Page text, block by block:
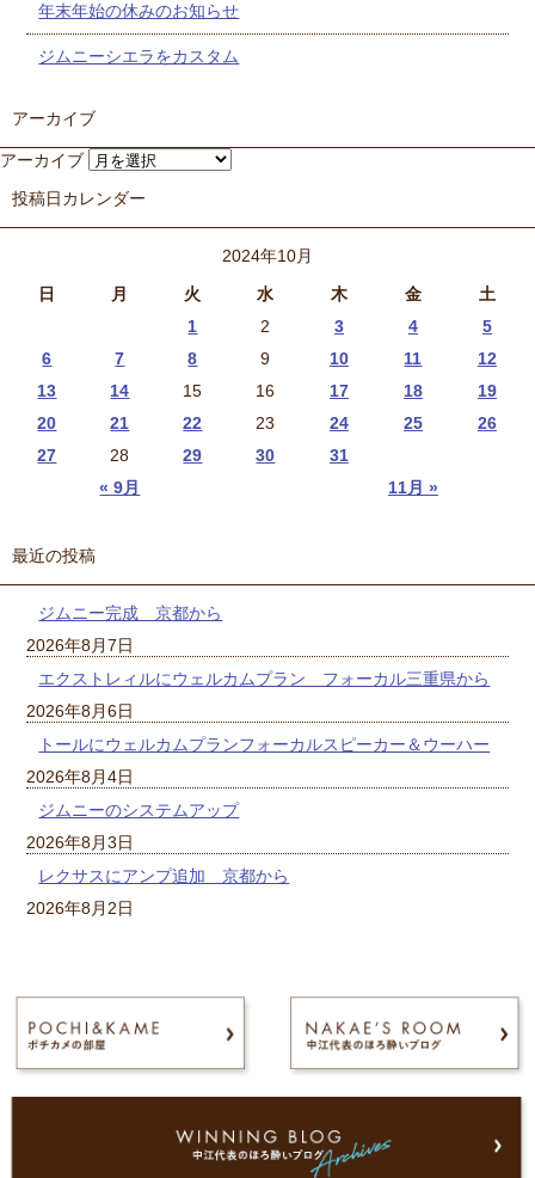
年末年始の休みのお知らせ
ジムニーシエラをカスタム
アーカイブ
アーカイブ
投稿日カレンダー
2024年10月
日
月 火 水 木 金 土
« 9月 11月 »
1 2 3 4
5
6
7 8 9 10 11
12
13
14 15 16 17 18
19
20
21 22 23 24 25
26
27
28 29 30 31
最近の投稿
ジムニー完成 京都から
2026年8月7日
エクストレィルにウェルカムプラン フォーカル三重県から
2026年8月6日
トールにウェルカムプランフォーカルスピーカー＆ウーハー
2026年8月4日
ジムニーのシステムアップ
2026年8月3日
レクサスにアンプ追加 京都から
2026年8月2日